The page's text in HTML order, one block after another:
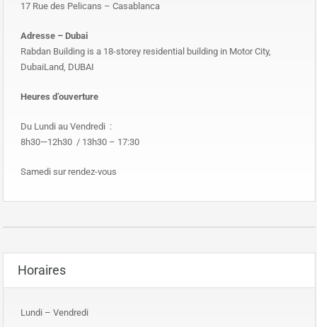
17 Rue des Pelicans – Casablanca
Adresse – Dubai
Rabdan Building is a 18-storey residential building in Motor City,
DubaiLand, DUBAI
Heures d’ouverture
Du Lundi au Vendredi :
8h30—12h30 / 13h30 – 17:30
Samedi sur rendez-vous
Horaires
Lundi – Vendredi